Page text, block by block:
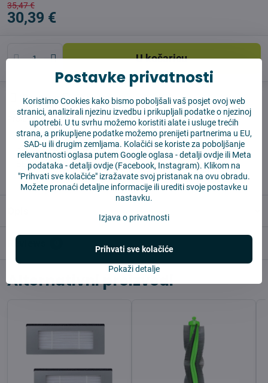
35,47 €
30,39 €
U košaricu
Pas čuvar Shippings
Proizvođač:Vysajto.sk
✅ Spremno za slanje odmah
✅ BESPLATNA dostava iznad 55 EUR
✅ 14 dana za povrat robe
Alternativni proizvodi
Postavke privatnosti
Koristimo Cookies kako bismo poboljšali vaš posjet ovoj web
stranici, analizirali njezinu izvedbu i prikupljali podatke o njezinoj
upotrebi. U tu svrhu možemo koristiti alate i usluge trećih
strana, a prikupljene podatke možemo prenijeti partnerima u EU,
SAD-u ili drugim zemljama. Kolačići se koriste za poboljšanje
relevantnosti oglasa putem Google oglasa -detalji ovdjeili Meta
podataka -detalji ovdje (Facebook, Instagram). Klikom na
"Prihvati sve kolačiće" izražavate svoj pristanak na ovu obradu.
Možete pronaći detaljne informacije ili urediti svoje postavke u
nastavku.
Izjava o privatnosti
Pokaži detalje
Prihvati sve kolačiće